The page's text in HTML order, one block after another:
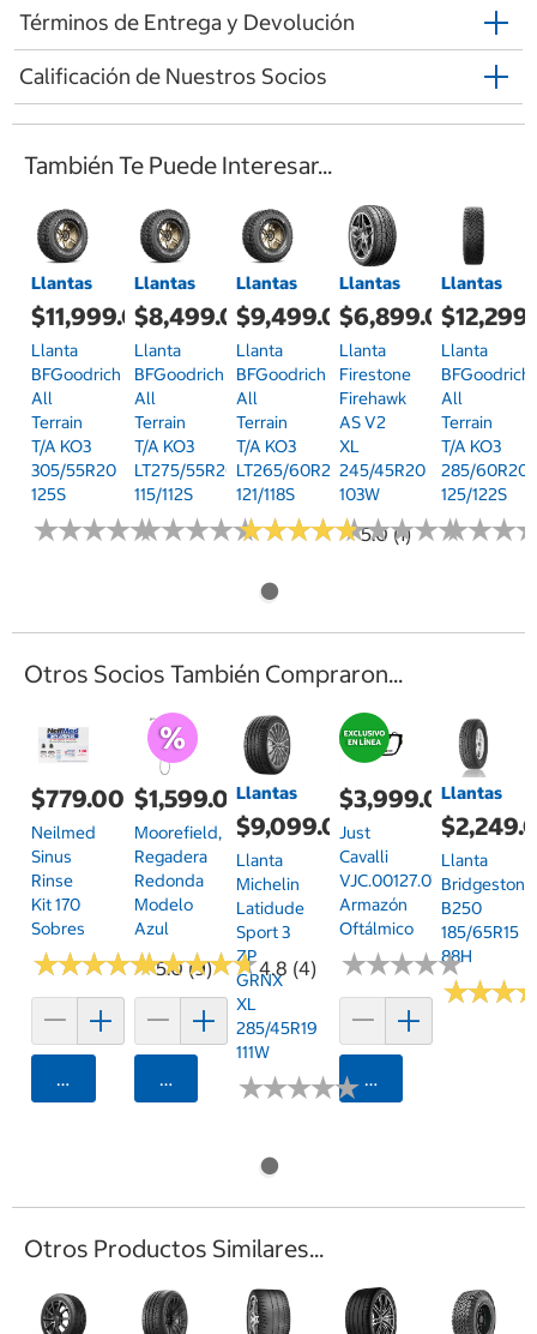
Términos de Entrega y Devolución
Calificación de Nuestros Socios
También Te Puede Interesar...
Llantas
$11,999.00
Llanta
BFGoodrich
All
Terrain
T/A KO3
305/55R20
125S
★★★★★
★★★★★
Llantas
$8,499.00
Llanta
BFGoodrich
All
Terrain
T/A KO3
LT275/55R20
115/112S
★★★★★
★★★★★
Llantas
$9,499.00
Llanta
BFGoodrich
All
Terrain
T/A KO3
LT265/60R20
121/118S
★★★★★
★★★★★5.0 (1)
Llantas
$6,899.00
Llanta
Firestone
Firehawk
AS V2
XL
245/45R20
103W
★★★★★
★★★★★
Llantas
Llanta
BFGoodrich
All
Terrain
T/A KO3
285/60R20
125/122S
★★★
★★★
Otros Socios También Compraron...
$779.00
Neilmed
Sinus
Rinse
Kit 170
Sobres
★★★★★
★★★★★5.0 (9)
Agregar
$1,599.00
Moorefield,
Regadera
Redonda
Modelo
Azul
★★★★★
★★★★★4.8 (4)
Agregar
Llantas
$9,099.00
Llanta
Michelin
Latidude
Sport 3
ZP
GRNX
XL
285/45R19
111W
★★★★★
★★★★★
$3,999.00
Just
Cavalli
VJC.00127.0700.55
Armazón
Oftálmico
★★★★★
★★★★★
Agregar
Llantas
Llanta
Bridgestone
B250
185/65R15
88H
★★★
★★★
Otros Productos Similares...